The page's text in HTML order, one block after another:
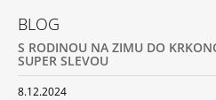
BLOG
S RODINOU NA ZIMU DO
SUPER SLEVOU
8.12.2024